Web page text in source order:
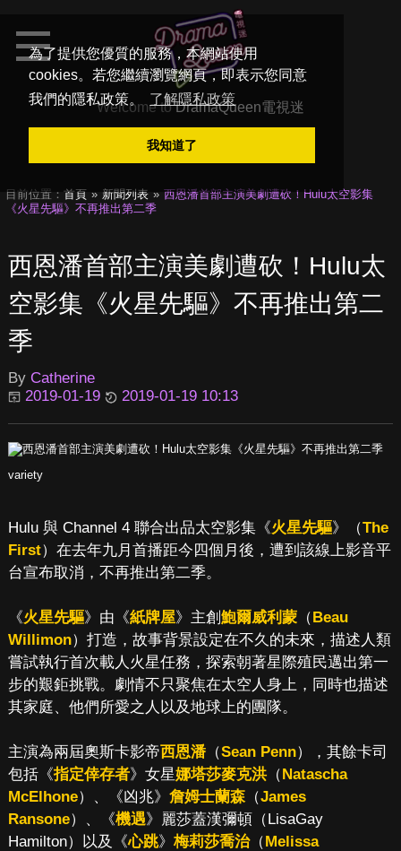
為了提供您優質的服務，本網站使用
cookies。若您繼續瀏覽網頁，即表示您同意
我們的隱私政策。
了解隱私政策
我知道了
Welcome toDramaQueen電視迷
目前位置： 首頁 新聞列表
西恩潘首部主演美劇遭砍！Hulu太空影集
《火星先驅》不再推出第二季
西恩潘首部主演美劇遭砍！Hulu太
空影集《火星先驅》不再推出第二
季
By Catherine
2019-01-19
2019-01-19 10:13
variety
Hulu 與 Channel 4 聯合出品太空影集《火星先驅》（The
First）在去年九月首播距今四個月後，遭到該線上影音平
台宣布取消，不再推出第二季。
《火星先驅》由《紙牌屋》主創鮑爾威利蒙（Beau
Willimon）打造，故事背景設定在不久的未來，描述人類
嘗試執行首次載人火星任務，探索朝著星際殖民邁出第一
步的艱鉅挑戰。劇情不只聚焦在太空人身上，同時也描述
其家庭、他們所愛之人以及地球上的團隊。
主演為兩屆奧斯卡影帝西恩潘（Sean Penn），其餘卡司
包括《指定倖存者》女星娜塔莎麥克洪（Natascha
McElhone）、《凶兆》 詹姆士蘭森（James
Ransone）、《機遇》麗莎蓋漢彌頓（LisaGay
Hamilton）以及《心跳》 梅莉莎喬治（Melissa